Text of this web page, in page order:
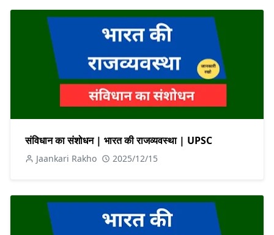
संविधान का संशोधन | भारत की राजव्यवस्था | UPSC
Jaankari Rakho 2025/12/15